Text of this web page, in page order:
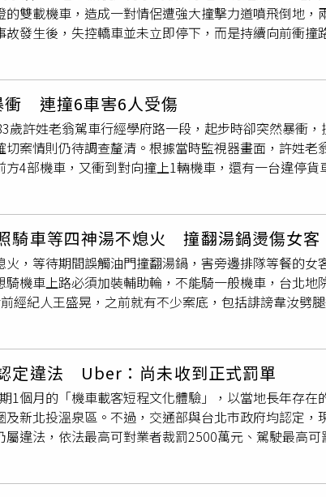
促成法律制度修正。她表示，過去民法採「儀式婚」
不必辦理戶籍登記，因此有人可能利用身分證配偶欄
免類似情況發生，還戲稱是「吳宗憲條款」。陳沂也
限制，因此後續才將相關規定納入法令。《時報周刊
歲請勿飲酒。
雙載機車，造成一對情侶遭強大撞擊力道噴飛倒地，
發生後，失控轎車並未立即停下，而是持續向前衝撞
加嚴重。警方獲報後立即趕赴現場處理，初步酒測結
毒品依托咪酯煙彈，也就是俗稱的「喪屍煙彈」，因
駕。警方隨即將他依法逮捕，並依違反毒品危害防制條
例開罰，除了最高可處12萬元罰鍰外，車輛也被移置
法人士摻入電子煙中吸食而受到社會高度關注。由於
失去意識等症狀，因此被稱為「喪屍煙彈」。若吸食
受害者。此次事件中，原本只是正常停等紅燈的機車
對公共安全造成的巨大威脅。警方呼籲，毒駕的危險
。民眾切勿心存僥倖，吸食毒品後絕不可駕駛任何交
，以釐清事故發生原因及相關責任歸屬。
衝 連撞6車害6人受傷
歲許姓老翁駕車行經學府路一段，起步時卻突然暴衝
案情則仍待調查釐清。根據當時監視器畫面，許姓老
4部機車，又衝到對向撞上1輛機車，還有一台違停貨
調查，確認老翁酒測值為0，也無毒駕情事，全案依
限至2027年8月18日，依新制規定為有效期限屆滿3年
理單位參辦。警方強調，有鑑於邁入高齡化社會，高
，考量身體老化造成某些身體機能改變，包括反應時
注意力及辦識力的改變，以及視覺方面的改變等，影
適當的檢測機制，讓長輩瞭解自身身體狀況是否適合
請確認自身健康狀況良好時始駕車上路，同時也提醒
騎車等四神湯不熄火 撞翻湯鍋燙傷女客
，等待期間誤觸油門撞翻湯鍋，害旁邊排隊等餐的女
騎機車上路必須加裝輔助輪，不能騎一般機車，台北地
經紀人王盛晃，之前就有不少案底，包括誹謗韋汝劈
車禍發生在2024年7月6日下午近5點，王盛晃騎普通
持續發動，先往前撞到湯鍋，車身往左倒，老闆娘叫
個往前倒，熱湯潑灑出來，造成旁邊排隊的7旬老婦軀幹
燒傷約7%、軀幹和下肢三度燒傷。受傷老婦同時對王
2025年8月判賠52萬元，北院刑庭原本今年2月辯論
限制」欄位註記：「限駕輔助後雙輪或三輪機車」，為
沒有過失，直到最後一次開庭，得知法官已掌握他可
身障資格已超過30年，考取機車
時有個附帶條
具備操控一般機車的駕駛技術，他是無照駕駛的狀態
定違法 Uber：尚未收到正式罰單
1個月的「機車載客短程文化體驗」，以當地長年存在
新北投溫泉區。不過，交通部與台北市政府均認定，
違法，依法最高可對業者裁罰2500萬元、駕駛最高
載客服務上線已半個月，Uber今（15日）表示，已
知，後續仍將持續與交通部及台北市交通局溝通，也